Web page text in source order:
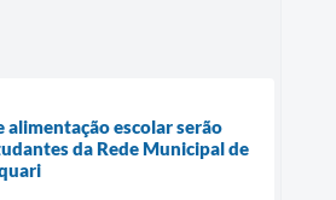
escolar serão
da Rede Municipal de